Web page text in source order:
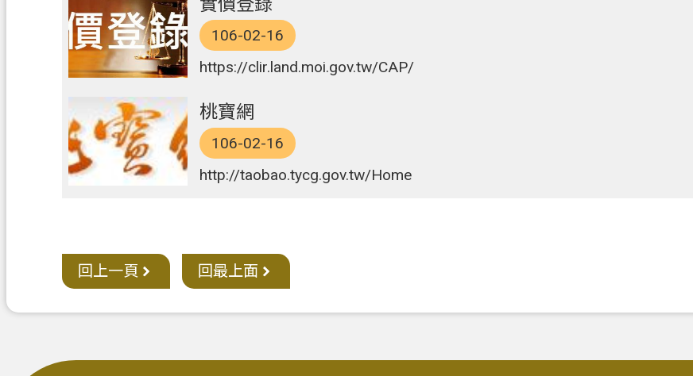
106-02-16
https://clir.land.moi.gov.tw/CAP/
桃寶網
106-02-16
http://taobao.tycg.gov.tw/Home
回上一頁 回最上面